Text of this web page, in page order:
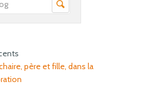
père et fille, dans la